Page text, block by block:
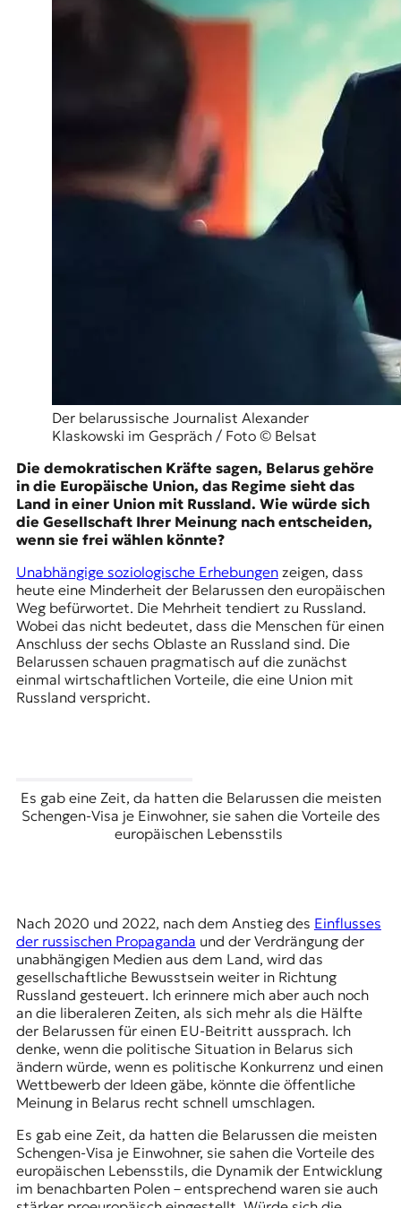
Der belarussische Journalist Alexander
Klaskowski im Gespräch / Foto © Belsat
Die demokratischen Kräfte sagen, Belarus gehöre
in die Europäische Union, das Regime sieht das
Land in einer Union mit Russland. Wie würde sich
die Gesellschaft Ihrer Meinung nach entscheiden,
wenn sie frei wählen könnte?
Unabhängige soziologische Erhebungenzeigen, dass
heute eine Minderheit der Belarussen den europäischen
Weg befürwortet. Die Mehrheit tendiert zu Russland.
Wobei das nicht bedeutet, dass die Menschen für einen
Anschluss der sechs Oblaste an Russland sind. Die
Belarussen schauen pragmatisch auf die zunächst
einmal wirtschaftlichen Vorteile, die eine Union mit
Russland verspricht.
Es gab eine Zeit, da hatten die Belarussen die meisten
Schengen-Visa je Einwohner, sie sahen die Vorteile des
europäischen Lebensstils
Nach 2020 und 2022, nach dem Anstieg des Einflusses
der russischen Propaganda und der Verdrängung der
unabhängigen Medien aus dem Land, wird das
gesellschaftliche Bewusstsein weiter in Richtung
Russland gesteuert. Ich erinnere mich aber auch noch
an die liberaleren Zeiten, als sich mehr als die Hälfte
der Belarussen für einen EU-Beitritt aussprach. Ich
denke, wenn die politische Situation in Belarus sich
ändern würde, wenn es politische Konkurrenz und einen
Wettbewerb der Ideen gäbe, könnte die öffentliche
Meinung in Belarus recht schnell umschlagen.
Es gab eine Zeit, da hatten die Belarussen die meisten
Schengen-Visa je Einwohner, sie sahen die Vorteile des
europäischen Lebensstils, die Dynamik der Entwicklung
im benachbarten Polen – entsprechend waren sie auch